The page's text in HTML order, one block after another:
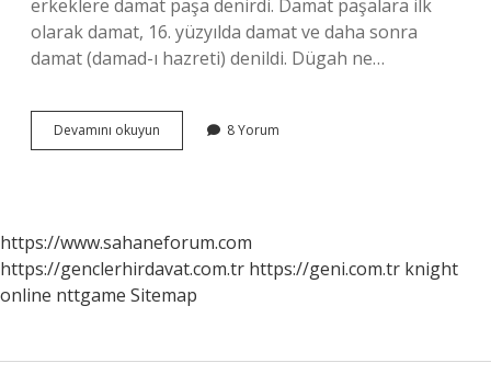
erkeklere damat paşa denirdi. Damat paşalara ilk
olarak damat, 16. yüzyılda damat ve daha sonra
damat (damad-ı hazreti) denildi. Dügah ne…
Devamını okuyun
Ne
8 Yorum
https://www.sahaneforum.com
https://genclerhirdavat.com.tr https://geni.com.tr knight
online nttgame Sitemap